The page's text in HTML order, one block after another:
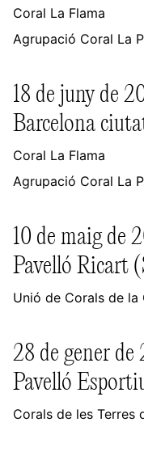
Coral La Flama
Agrupació Coral La
18 de juny de
Barcelona
Coral La Flama
Agrupació Coral La
10 de maig de
Pavelló Ricart
Unió de Corals de la
28 de gener de
Pavelló
Corals de les Terres